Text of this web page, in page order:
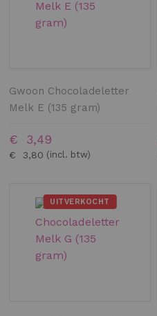
Gwoon Chocoladeletter
Melk E (135 gram)
€ 3,80
€ 3,49
UITVERKOCHT